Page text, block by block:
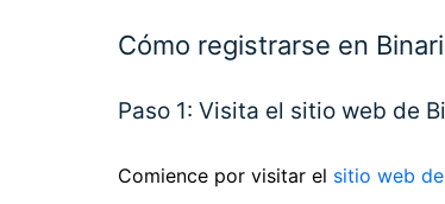
Cómo registrarse en
Paso 1: Visita el sitio web de
Comience por visitar el sitio web